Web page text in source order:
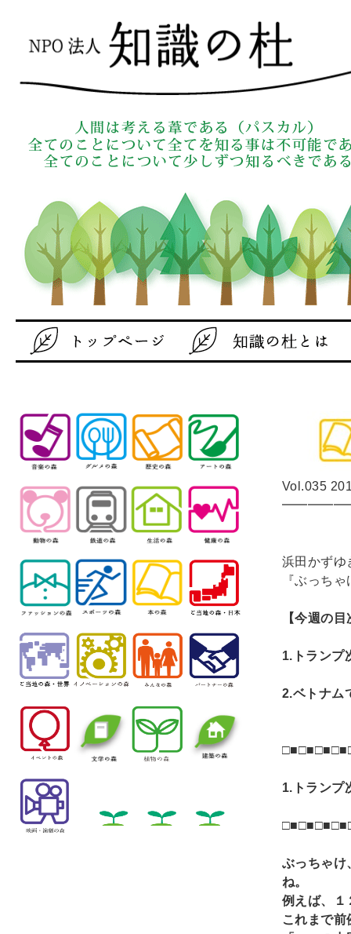
Vol.035
浜田かずゆ
『ぶっち
【今週の
1. トラン
2.ベトナム
1. トラン
ぶっちゃけ
ね。
例えば、１
これまで